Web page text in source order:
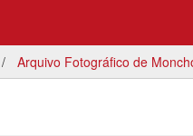
Arquivo Fotográfico de